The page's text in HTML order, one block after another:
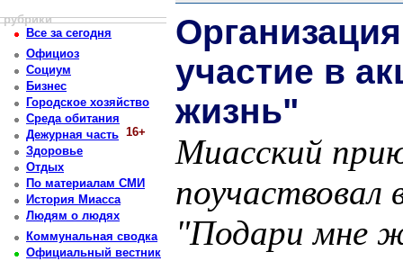
рубрики
Все за сегодня
Официоз
Социум
Бизнес
Городское хозяйство
Среда обитания
Дежурная часть 16+
Здоровье
Отдых
По материалам СМИ
История Миасса
Людям о людях
Коммунальная сводка
Официальный вестник
участие в
жизнь"
Миасский
поучаствовал
"Подари мне